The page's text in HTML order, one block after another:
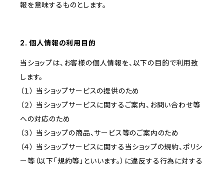
報を意味するものとします。
2. 個人情報の利用目的
当ショップは、お客様の個人情報を、以下の目的で利用致
します。
（１） 当ショップサービスの提供のため
（２） 当ショップサービスに関するご案内、お問い合わせ等
への対応のため
（３） 当ショップの商品、サービス等のご案内のため
（４） 当ショップサービスに関する当ショップの規約、ポリシ
ー等（以下「規約等」といいます。）に違反する行為に対する